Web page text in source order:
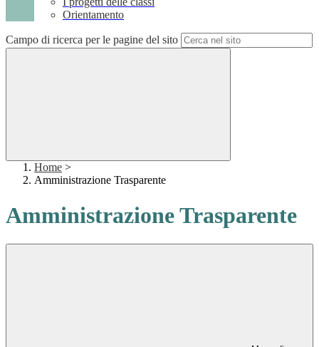
Orientamento
Campo di ricerca per le pagine del sito
Home >
Amministrazione Trasparente
Amministrazione Trasparente